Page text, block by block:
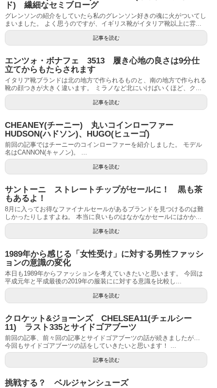
ド) 繊細なセミブローグ
グレンソンの紹介をしていたら私のグレンソン好きの魂に火がついてし
まいました。 よく思うのですが、イギリス靴がイタリア靴以上に雰...
記事を読む
エンツォ・ボナフェ 3513 履き心地の良さは9分仕
立てからもたらされます
イタリア靴ブランドは北の地方で作られるものと、南の地方で作られる
靴の顔つきが大きく違います。 ミラノなど北にいけばいくほど、ク...
記事を読む
CHEANEY(チーニー) 丸いコインローファー
HUDSON(ハドソン)、HUGO(ヒューゴ)
前回の記事ではチーニーのコインローファーを紹介しました。 モデル
名はCANNON(キャノン)。 ...
記事を読む
サントーニ ストレートチップがセールに！ 黒も茶
もあるよ！
8月に入ってお得なファイナルセールがあるブランドを見つけるのは難
しかったりしますよね。 本当に良いものはなかなかセールにはかか...
記事を読む
1989年から感じる「女性受け」に対する男性ファッシ
ョンの意識の変化
本日も1989年からファッションを考えていきたいと思います。 今回は
平成元年と平成最後の2019年の服装にに対する意識を比較し...
記事を読む
クロケット&ジョーンズ CHELSEA11(チェルシー
11) ラスト335とサイドゴアブーツ
前回の記事、前々回の記事とサイドゴアブーツの話が続きましたが…
今回もサイドゴアブーツの話をしていきたいと思います！ ...
記事を読む
挑戦する？ ベルジャンシューズ